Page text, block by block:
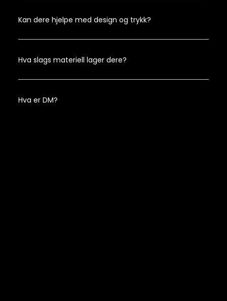
Kan dere hjelpe med design og trykk?
Hva slags materiell lager dere?
Hva er DM?